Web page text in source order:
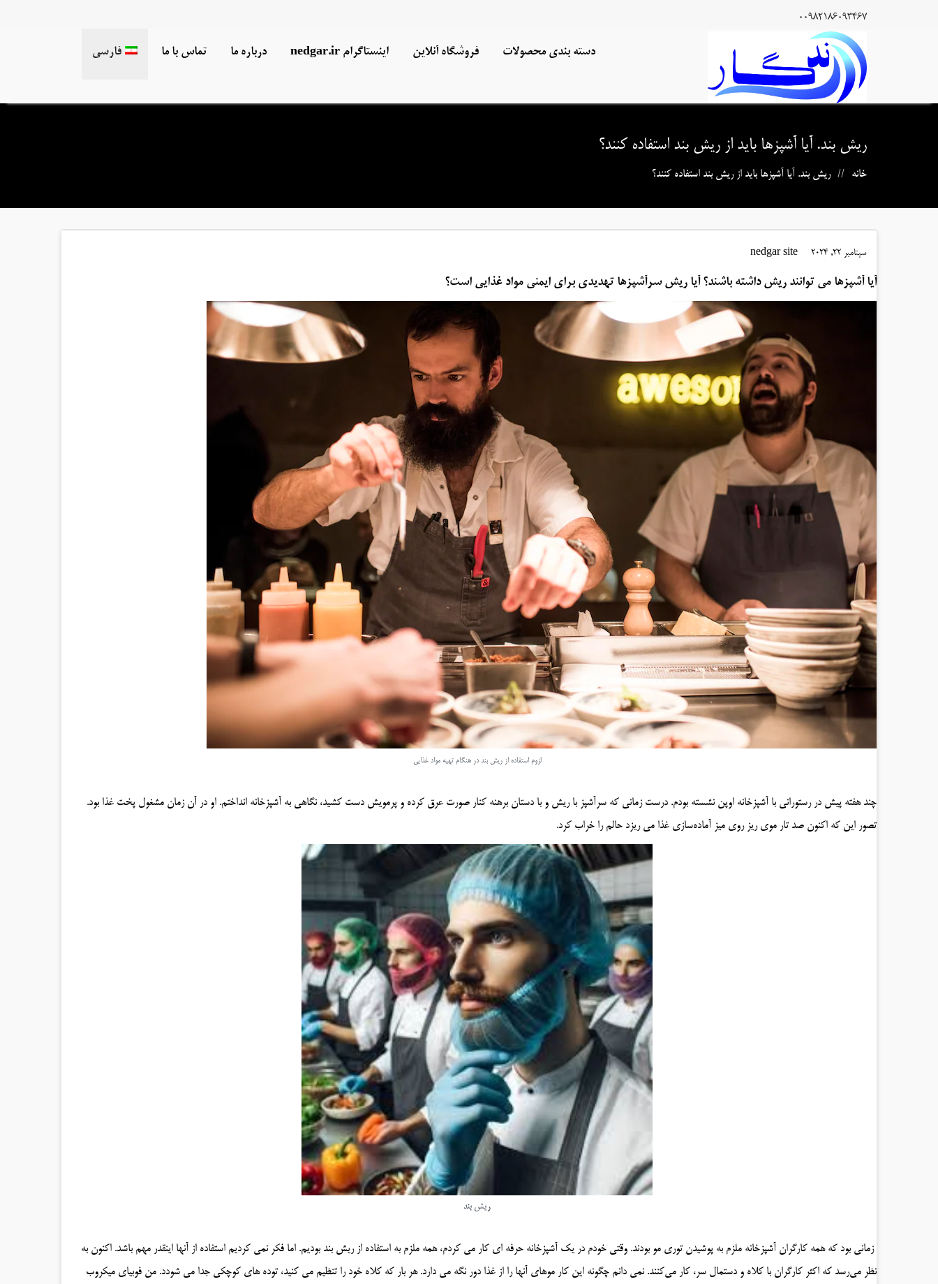
00982186093467
دسته بندی محصولات فروشگاه آنلاین اینستاگرام nedgar.ir درباره ما تماس با ما فارسی
ریش بند. آیا آشپزها باید از ریش بند استفاده کنند؟
خانه ریش بند. آیا آشپزها باید از ریش بند استفاده کنند؟
سپتامبر 22, 2024 nedgar site
آیا آشپزها می توانند ریش داشته باشند؟ آیا ریش سرآشپزها تهدیدی برای ایمنی مواد غذایی است؟
لزوم استفاده از ریش بند در هنگام تهیه مواد غذایی
چند هفته پیش در رستورانی با آشپزخانه اوپن نشسته بودم. درست زمانی که سرآشپز با ریش و با دستان برهنه کنار صورت عرق کرده و پرمویش دست کشید، نگاهی به آشپزخانه انداختم. او در آن زمان مشغول پخت غذا بود.
تصور این که اکنون صد تار موی ریز روی میز آماده‌سازی غذا می ریزد حالم را خراب کرد.
ریش بند
زمانی بود که همه کارگران آشپزخانه ملزم به پوشیدن توری مو بودند. وقتی خودم در یک آشپزخانه حرفه ای کار می کردم، همه ملزم به استفاده از ریش بند بودیم. اما فکر نمی کردیم استفاده از آنها اینقدر مهم باشد. اکنون به
نظر می‌رسد که اکثر کارگران با کلاه‌ و دستمال سر، کار می‌کنند. نمی دانم چگونه این کار موهای آنها را از غذا دور نگه می دارد. هر بار که کلاه خود را تنظیم می کنید، توده های کوچکی جدا می شودد. من فوبیای میکروب